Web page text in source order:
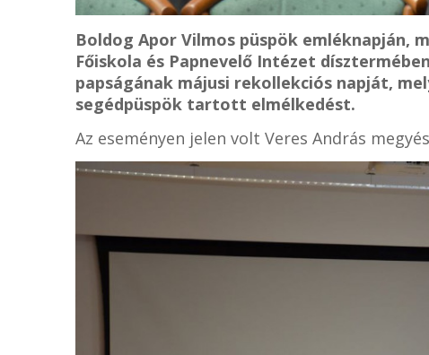
Boldog Apor Vilmos püspök emléknapján,
Főiskola és Papnevelő Intézet
papságának májusi rekollekciós napját,
segédpüspök tartott elmélkedést.
Az eseményen jelen volt Veres András